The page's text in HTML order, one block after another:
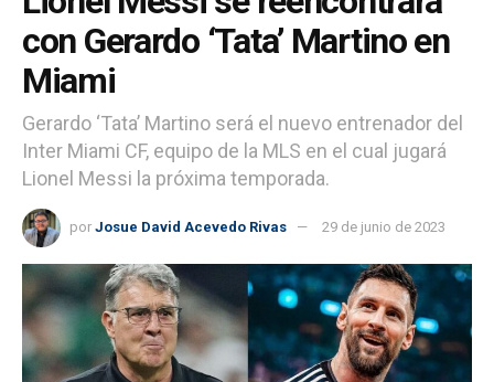
con Gerardo ‘Tata’ Martino en
Miami
Gerardo ‘Tata’ Martino será el nuevo entrenador del
Inter Miami CF, equipo de la MLS en el cual jugará
Lionel Messi la próxima temporada.
por Josue David Acevedo Rivas 29 de junio de 2023